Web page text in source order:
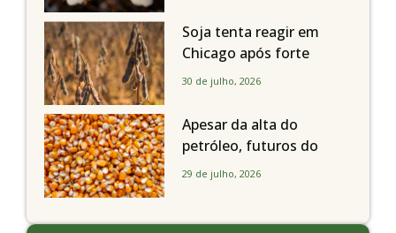
Paulo
Soja tenta reagir em
Chicago após forte
liquidação; portos
de R$ 150/sc
30 de julho, 2026
Apesar da alta do
petróleo, futuros do
milho recuam em
29 de julho, 2026